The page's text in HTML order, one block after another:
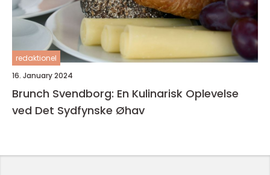
redaktionel
16. January 2024
Brunch Svendborg: En Kulinarisk Oplevelse
ved Det Sydfynske Øhav